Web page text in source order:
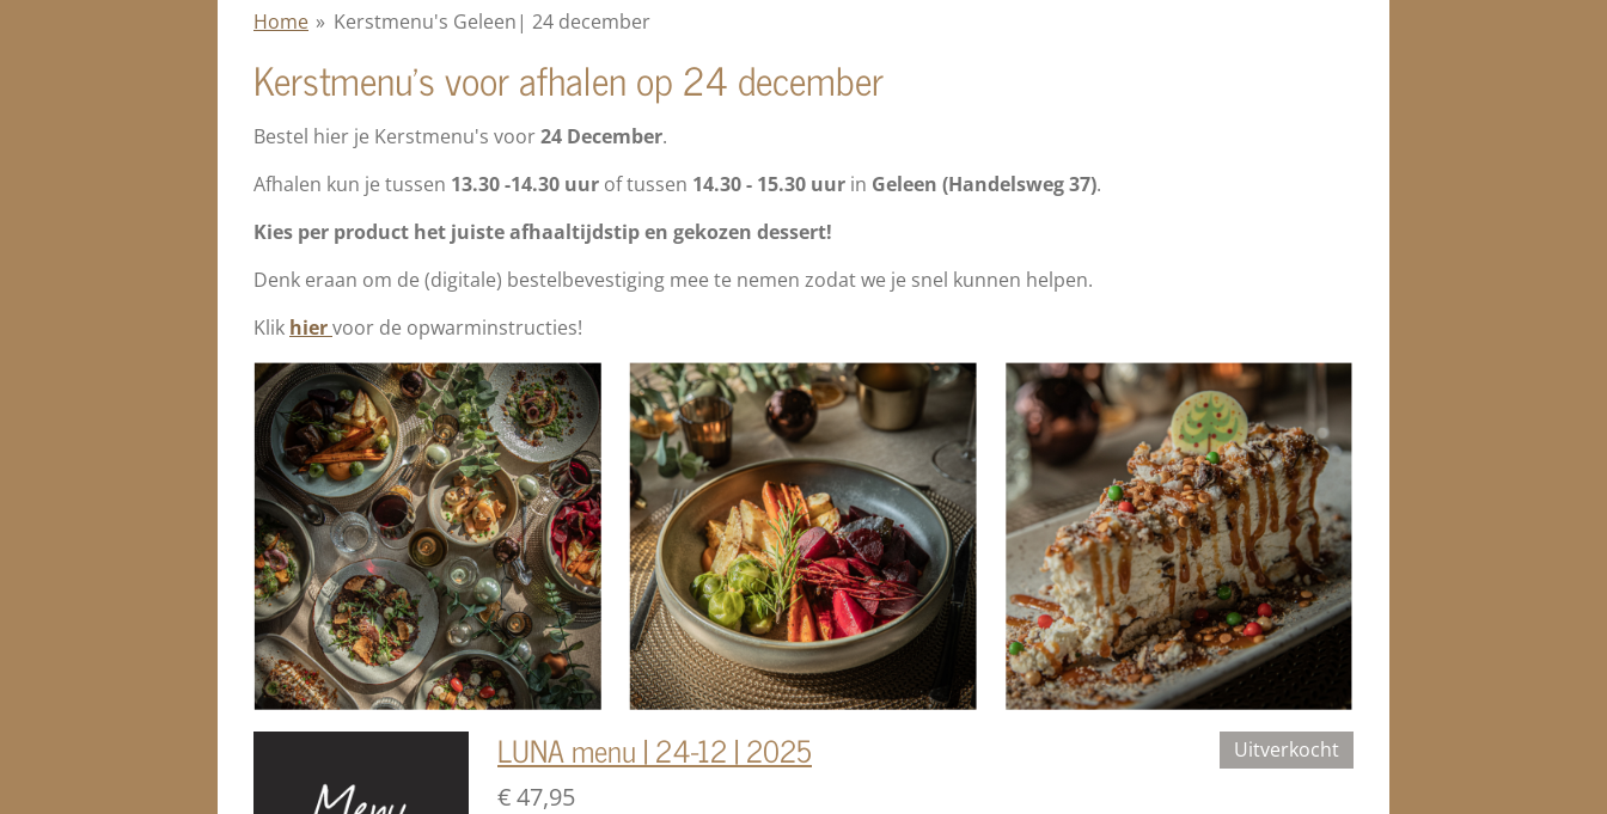
Home » Kerstmenu's Geleen| 24 december
Kerstmenu's voor afhalen op 24 december
Bestel hier je Kerstmenu's voor24 December.
Afhalen kun je tussen 13.30 -14.30 uur of tussen 14.30 - 15.30 uur in Geleen (Handelsweg 37).
Kies per product het juiste afhaaltijdstip en gekozen dessert!
Denk eraan om de (digitale) bestelbevestiging mee te nemen zodat we je snel kunnen helpen.
Klik hiervoor de opwarminstructies!
Uitverkocht
LUNA menu | 24-12 | 2025
€ 47,95